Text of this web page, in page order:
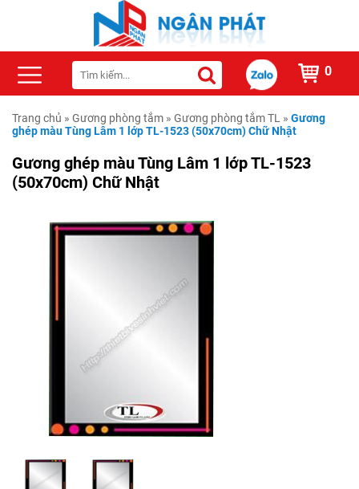
0
Trang chủ » Gương phòng tắm » Gương phòng tắm TL » Gương
ghép màu Tùng Lâm 1 lớp TL-1523 (50x70cm) Chữ Nhật
Gương ghép màu Tùng Lâm 1 lớp TL-1523
(50x70cm) Chữ Nhật